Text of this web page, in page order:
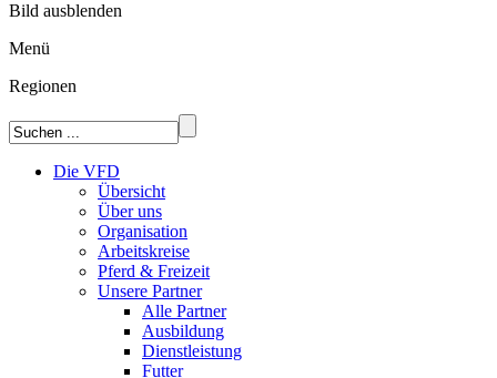
Bild ausblenden
Menü
Regionen
Die VFD
Übersicht
Über uns
Organisation
Arbeitskreise
Pferd & Freizeit
Unsere Partner
Alle Partner
Ausbildung
Dienstleistung
Futter